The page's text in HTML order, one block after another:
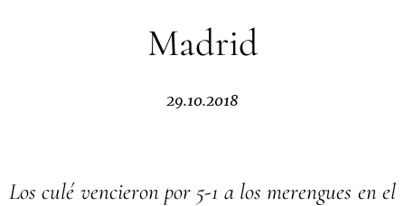
Madrid
29.10.2018
Los culé vencieron por 5-1 a los merengues en el